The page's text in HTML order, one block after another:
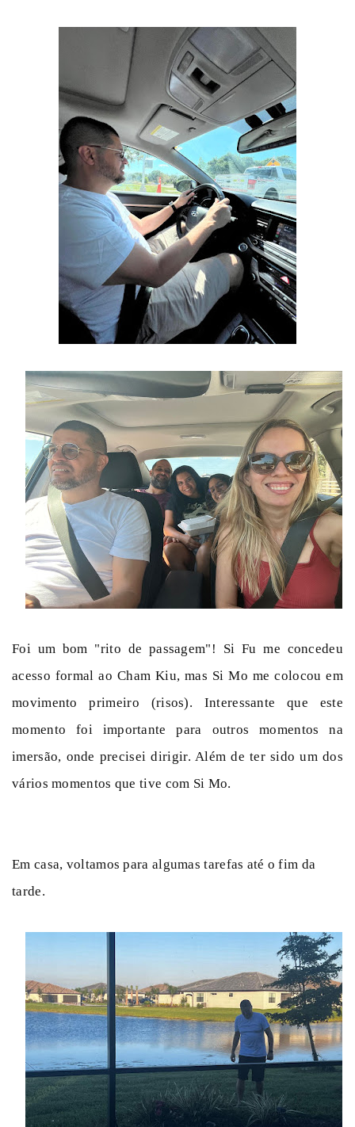
Foi um bom "rito de passagem"! Si Fu me concedeu
acesso formal ao Cham Kiu, mas Si Mo me colocou em
movimento primeiro (risos). Interessante que este
momento foi importante para outros momentos na
imersão, onde precisei dirigir. Além de ter sido um dos
vários momentos que tive com Si Mo.
Em casa, voltamos para algumas tarefas até o fim da
tarde.